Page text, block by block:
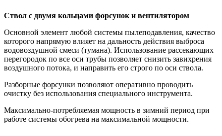
Ствол с двумя кольцами форсунок и вентилятором
Основной элемент любой системы пылеподавления, качество
которого напрямую влияет на дальность действия выброса
водовоздушной смеси (тумана). Использование рассекающих
перегородок по все оси трубы позволяет снизить завихрения
воздушного потока, и направить его строго по оси ствола.
Разборные форсунки позволяют оперативно проводить
очистку без использования специального инструмента.
Максимально-потребляемая мощность в зимний период при
работе системы обогрева на максимальной мощности.